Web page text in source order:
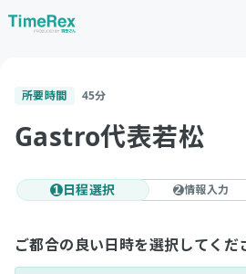
所要時間 45分
Gastro代表若松
1 日程選択 2情報入力
ご都合の良い日時を選択してくだ